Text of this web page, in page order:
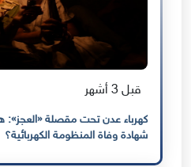
قبل 3 أشهر
شهادة وفاة المنظومة الكهربائية؟